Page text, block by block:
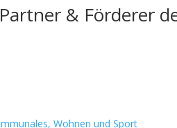
Partner & Förderer